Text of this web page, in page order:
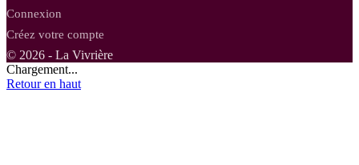
Connexion
Créez votre compte
© 2026 - La Vivrière
Chargement...
Retour en haut